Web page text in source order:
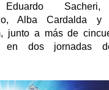
Eduardo Sacheri,
Alba Cardalda y
junto a más de
en dos jornadas